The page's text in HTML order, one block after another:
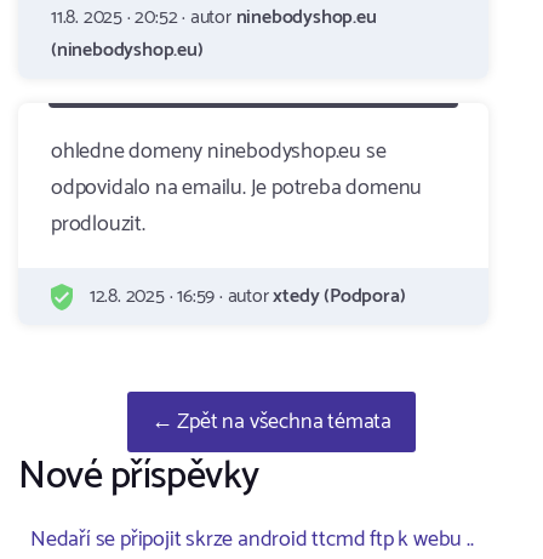
11.8. 2025 · 20:52 · autorninebodyshop.eu
(ninebodyshop.eu)
ohledne domeny ninebodyshop.eu se
odpovidalo na emailu. Je potreba domenu
prodlouzit.
12.8. 2025 · 16:59 · autorxtedy (Podpora)
← Zpět na všechna témata
Nové příspěvky
Nedaří se připojit skrze android ttcmd ftp k webu ..